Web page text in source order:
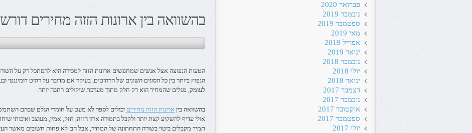
בהשוואה בין ארונות הזזה מחירים
הטעות הנפוצה אצל אנשים שמחפשים ארונות הזזה למכירה היא להסתכל רק על
הנפוץ ביותר בין כל הסוגים השונים של הרהיטים, בעיקר אם מדובר על רהיט דומיננטי
לעומק, מגלים שהמחיר הוא רק חלק מתוך מערכת שיקולים רחבה יותר.
בהשוואה בין ארונות הזזה מחירים יכולים לספר לא מעט על חומרי הגלם שבהם
אולי עדיף להשקיע קצת יותר ולקבל בתמורה ארון הזזה, חזק, אמין, מעוצב ואיכותי
תמיד מקבלים ביטוי בשורה התחתונה של המחיר, אבל הם לא פחות חשובים מאשר
פברואר 2020
נובמבר 2019
ספטמבר 2019
מאי 2019
אפריל 2019
ינואר 2019
נובמבר 2018
יולי 2018
ינואר 2018
דצמבר 2017
נובמבר 2017
אוקטובר 2017
ספטמבר 2017
יולי 2017